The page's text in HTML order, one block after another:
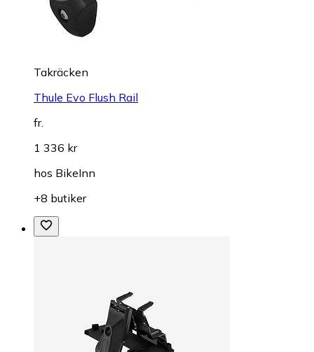
Takräcken
Thule Evo Flush Rail
fr.
1 336 kr
hos BikeInn
+8 butiker